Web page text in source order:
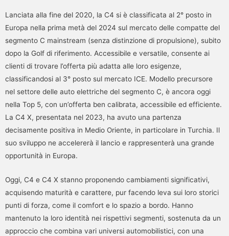
Lanciata alla fine del 2020, la C4 si è classificata al 2° posto in
Europa nella prima metà del 2024 sul mercato delle compatte del
segmento C mainstream (senza distinzione di propulsione), subito
dopo la Golf di riferimento. Accessibile e versatile, consente ai
clienti di trovare l’offerta più adatta alle loro esigenze,
classificandosi al 3° posto sul mercato ICE. Modello precursore
nel settore delle auto elettriche del segmento C, è ancora oggi
nella Top 5, con un’offerta ben calibrata, accessibile ed efficiente.
La C4 X, presentata nel 2023, ha avuto una partenza
decisamente positiva in Medio Oriente, in particolare in Turchia. Il
suo sviluppo ne accelererà il lancio e rappresenterà una grande
opportunità in Europa.
Oggi, C4 e C4 X stanno proponendo cambiamenti significativi,
acquisendo maturità e carattere, pur facendo leva sui loro storici
punti di forza, come il comfort e lo spazio a bordo. Hanno
mantenuto la loro identità nei rispettivi segmenti, sostenuta da un
approccio che combina vari universi automobilistici, con una